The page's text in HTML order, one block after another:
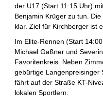
der U17 (Start 11:15 Uhr)
Benjamin Krüger zu tun.
klar. Ziel für Kirchberger ist
Im Elite-Rennen (Start
Michael Gaßner und
Favoritenkreis. Neben
gebürtige Langenpreisinger
fährt auf der Straße KT-
lokalen Sportlern.